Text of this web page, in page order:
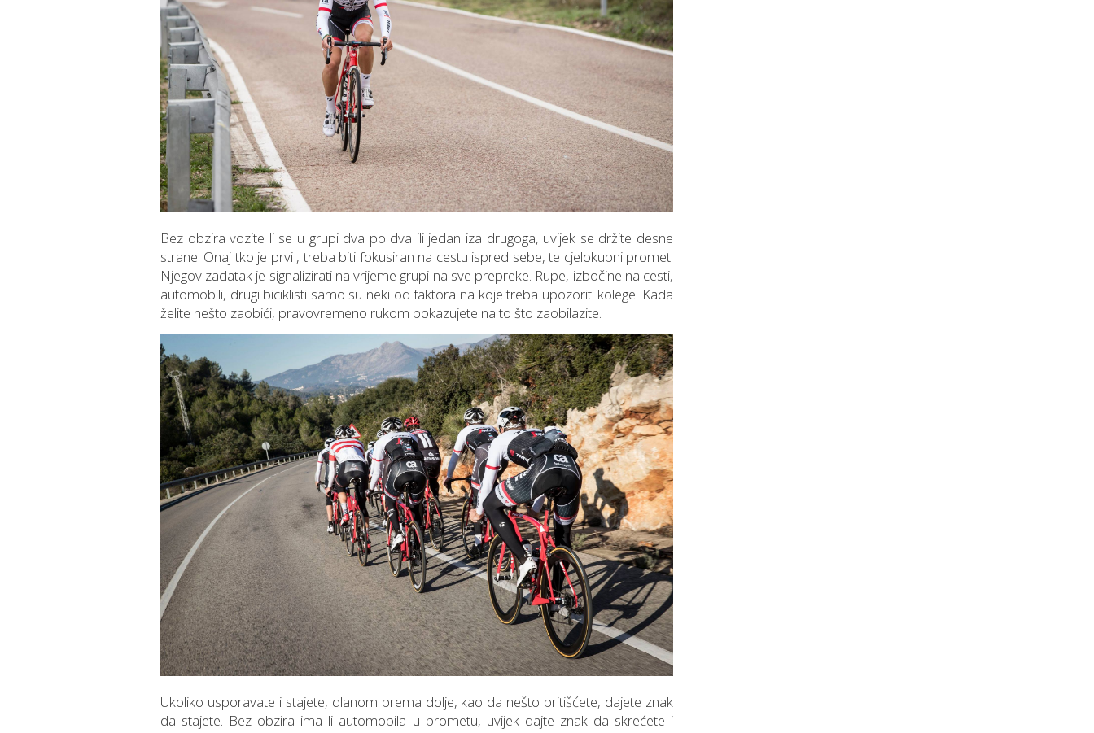
Bez obzira vozite li se u grupi dva po dva ili jedan iza drugoga, uvijek se držite desne
strane. Onaj tko je prvi , treba biti fokusiran na cestu ispred sebe, te cjelokupni promet.
Njegov zadatak je signalizirati na vrijeme grupi na sve prepreke. Rupe, izbočine na cesti,
automobili, drugi biciklisti samo su neki od faktora na koje treba upozoriti kolege. Kada
želite nešto zaobići, pravovremeno rukom pokazujete na to što zaobilazite.
Ukoliko usporavate i stajete, dlanom prema dolje, kao da nešto pritišćete, dajete znak
da stajete. Bez obzira ima li automobila u prometu, uvijek dajte znak da skrećete i